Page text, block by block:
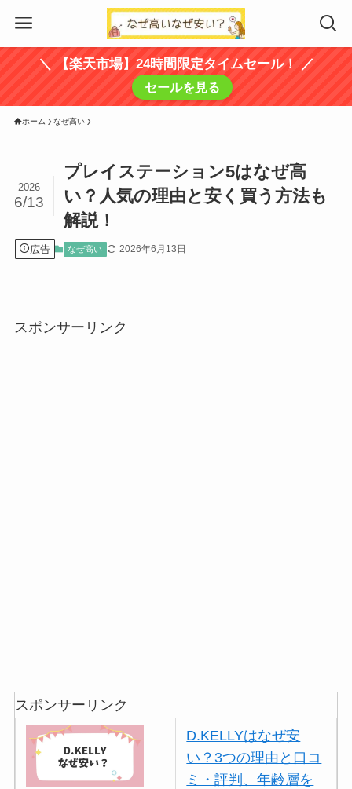
＼ 【楽天市場】24時間限定タイムセール！ ／
セールを見る
ホーム なぜ高い
プレイステーション5はなぜ高
い？人気の理由と安く買う方法も
解説！
2026
6/13
広告 なぜ高い 2026年6月13日
スポンサーリンク
スポンサーリンク
D.KELLYはなぜ安
い？3つの理由と口コ
ミ・評判、年齢層を